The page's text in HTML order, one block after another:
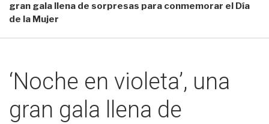
gran gala llena de sorpresas para conmemorar el Día
de la Mujer
‘Noche en violeta’, una
gran gala llena de